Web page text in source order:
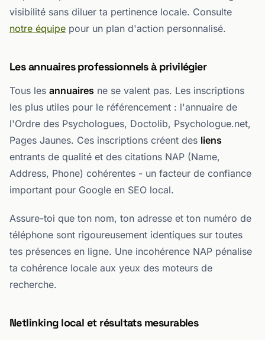
visibilité sans diluer ta pertinence locale. Consulte
notre équipe pour un plan d'action personnalisé.
Les annuaires professionnels à privilégier
Tous les annuaires ne se valent pas. Les inscriptions
les plus utiles pour le référencement : l'annuaire de
l'Ordre des Psychologues, Doctolib, Psychologue.net,
Pages Jaunes. Ces inscriptions créent des liens
entrants de qualité et des citations NAP (Name,
Address, Phone) cohérentes - un facteur de confiance
important pour Google en SEO local.
Assure-toi que ton nom, ton adresse et ton numéro de
téléphone sont rigoureusement identiques sur toutes
tes présences en ligne. Une incohérence NAP pénalise
ta cohérence locale aux yeux des moteurs de
recherche.
Netlinking local et résultats mesurables